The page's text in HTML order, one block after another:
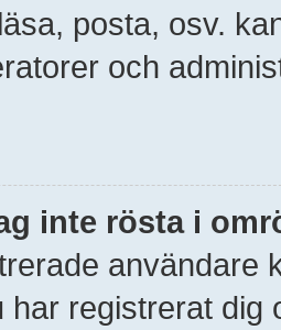
posta, osv.
och
inte rösta i
användare
har registrerat dig